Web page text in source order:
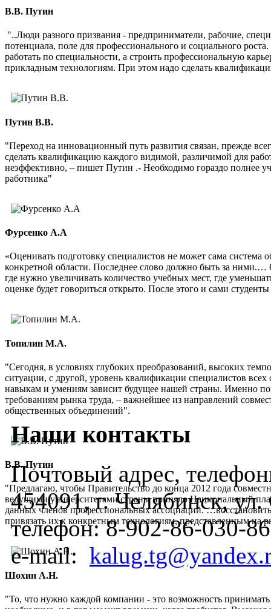
В.В. Путин
"..Люди разного призвания - предприниматели, рабочие,
потенциала, поле для профессионального и социального
работать по специальности, а строить профессиональную
прикладным технологиям. При этом надо сделать
Путин В.В.
"Переход на инновационный путь развития связан, прежде
сделать квалификацию каждого видимой, различимой для
неэффективно, – пишет Путин .- Необходимо гораздо полнее
работника"
Фурсенко А.А
«Оценивать подготовку специалистов не может сама
конкретной области. Последнее слово должно быть за ними.…
где нужно увеличивать количество учебных мест, где
оценке будет говориться открыто. После этого и сами
Топилин М.А.
"Сегодня, в условиях глубоких преобразований, высоких
ситуации, с другой, уровень квалификации специалистов
навыкам и умениям зависит будущее нашей страны. Именно
требованиям рынка труда, – важнейшее из направлений
общественных объединений".
В.В. Путин
"Предлагаю, чтобы Правительство до конца 2012 года
ведущими университетами страны приняло Национальный
данных членов профессиональных ассоциаций.
привязать их к конкретным технологиям, представленным на
Шохин А.Н.
"То, что нужно каждой компании - это возможность
Наши контакты
Почтовый адрес,
454091, г. Челябинск,
телефон:8-902-86-030-86
e-mail: